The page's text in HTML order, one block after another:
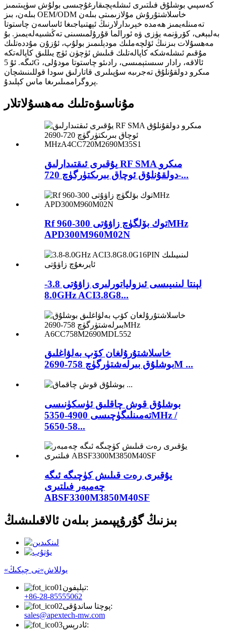
كەسپىي بوشلۇق فىلتىرى ئىشلەپچىقارغۇچىسى بولۇش سۈپىتىمىز
بىلەن، بىز OEM/ODM خاسلاشتۇرۇش مۇلازىمىتى بىلەن
تەمىنلەيمىز ھەمدە خېرىدارلارنىڭ ئېھتىياجىغا ئاساسەن چاستوتا
بەلبېغى، كۆرۈنمە يۈزى ۋە ئورالما قۇرۇلمىسىنى تەڭشىيەلەيمىز. بۇ
مەھسۇلات بىزنىڭ ئۆلچەملىك مودېلىمىز بولۇپ، ئۇزۇن مۇددەتلىك
مۇقىم ئىشلەشكە كاپالەتلىك قىلىش ئۈچۈن ئۈچ يىللىق كاپالەتكە
ئىگە. ئۇ 5G ئالاقە، رادار سىستېمىسى، رادىئو چاستوتا مودۇلى،
مىكرو دولقۇنلۇق تەجرىبە سۇپىلىرى قاتارلىق سودا قوللىنىشچان
پروگراممىلىرىغا ماس كېلىدۇ.
مۇناسىۋەتلىك مەھسۇلاتلار
يۇقىرى ئىقتىدارلىق RF SMA مىكرو
دولقۇنلۇق ئوچاق بىرىكتۈرگۈچ 720-...
Rf توك بۆلگۈچ زاۋۇتى 300-960MHz
APD300M960M02N
لېنتا لىنىيىسى ئىزولياتورلىرى زاۋۇتى 3.8-
8.0GHz ACI3.8G8...
خاسلاشتۇرۇلغان كۆپ بەلۋاغلىق
بوشلۇق بىرلەشتۈرگۈچ 758-2690M ...
بوشلۇق قوش چاقلىق ئۈسكۈنىسى
تەمىنلىگۈچىسى 4900-5350MHz /
5650-58...
يۇقىرى رەت قىلىش كۈچىگە ئىگە
چەمبەر فىلتىرى
ABSF3300M3850M40SF
بىزنىڭ گۇرۇپپىمىز بىلەن ئالاقىلىشىڭ
«يوللاش»نى چېكىڭ
تېلېفون:
+86-28-85555062
پوچتا ساندۇقى:
sales@apextech-mw.com
ئادرېس: